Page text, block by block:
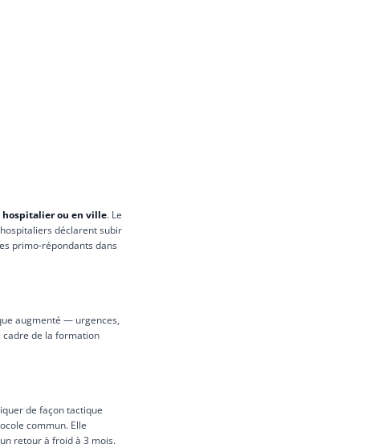
ou en ville. Le
déclarent subir
primo-répondants dans
augmenté — urgences,
cadre de la formation
de façon tactique
commun. Elle
retour à froid à 3 mois.